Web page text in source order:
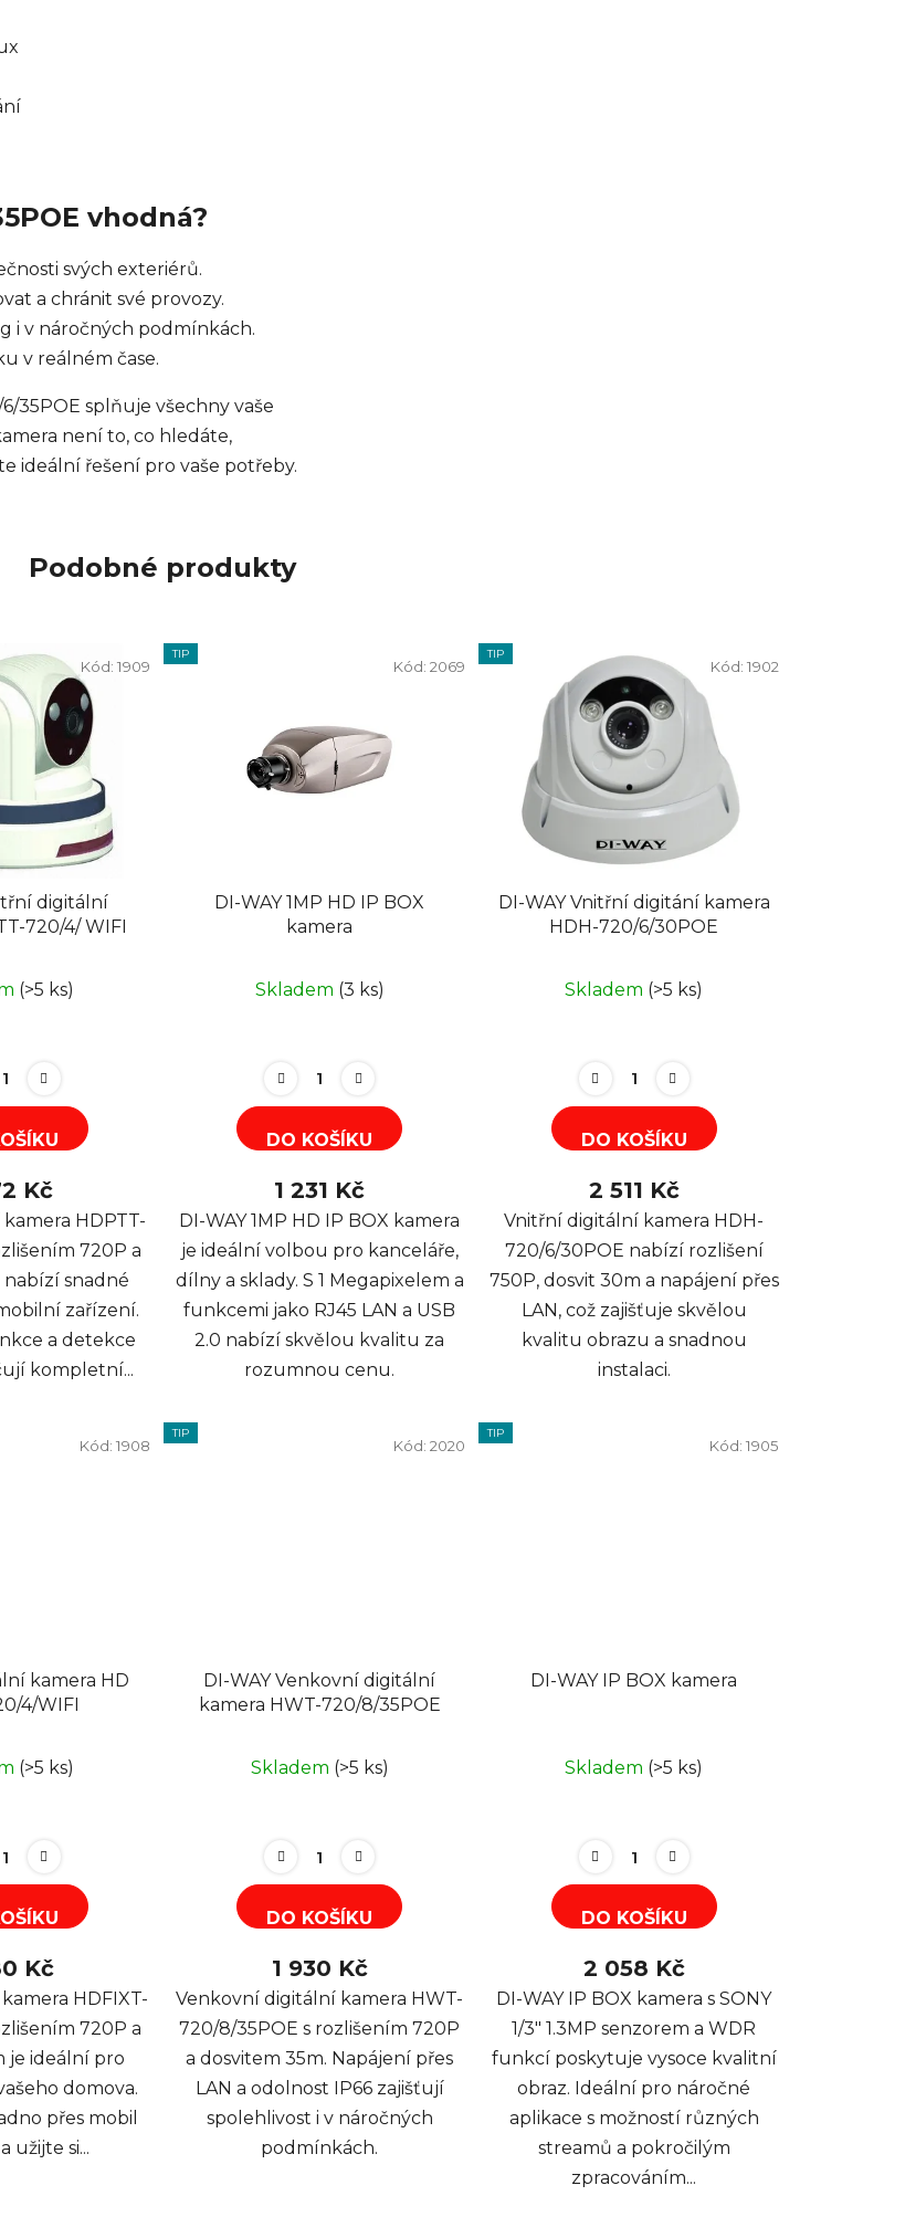
vhodná?
svých exteriérů.
a chránit své provozy.
i v náročných podmínkách.
v reálném čase.
35POE splňuje všechny vaše
není to, co hledáte,
ideální řešení pro vaše potřeby.
Podobné produkty
digitální
720/4/ WIFI
(>5 ks)
Kč
HDPTT-
720P a
nabízí snadné
zařízení.
a detekce
kompletní...
Kód: 1909
TIP
DI-WAY 1MP HD IP BOX
kamera
Skladem (3 ks)
DO KOŠÍKU
1 231 Kč
DI-WAY 1MP HD IP BOX kamera
je ideální volbou pro kanceláře,
dílny a sklady. S 1 Megapixelem a
funkcemi jako RJ45 LAN a USB
2.0 nabízí skvělou kvalitu za
rozumnou cenu.
Kód: 2069
TIP
DI-WAY Vnitřní digitání kamera
HDH-720/6/30POE
Skladem (>5 ks)
DO KOŠÍKU
2 511 Kč
Vnitřní digitální kamera HDH-
720/6/30POE nabízí rozlišení
750P, dosvit 30m a napájení přes
LAN, což zajišťuje skvělou
kvalitu obrazu a snadnou
instalaci.
Kód: 1902
kamera HD
4/WIFI
(>5 ks)
Kč
HDFIXT-
720P a
je ideální pro
domova.
přes mobil
užijte si...
Kód: 1908
TIP
DI-WAY Venkovní digitální
kamera HWT-720/8/35POE
Skladem (>5 ks)
DO KOŠÍKU
1 930 Kč
Venkovní digitální kamera HWT-
720/8/35POE s rozlišením 720P
a dosvitem 35m. Napájení přes
LAN a odolnost IP66 zajišťují
spolehlivost i v náročných
podmínkách.
Kód: 2020
TIP
DI-WAY IP BOX kamera
Skladem (>5 ks)
DO KOŠÍKU
2 058 Kč
DI-WAY IP BOX kamera s SONY
1/3" 1.3MP senzorem a WDR
funkcí poskytuje vysoce kvalitní
obraz. Ideální pro náročné
aplikace s možností různých
streamů a pokročilým
zpracováním...
Kód: 1905